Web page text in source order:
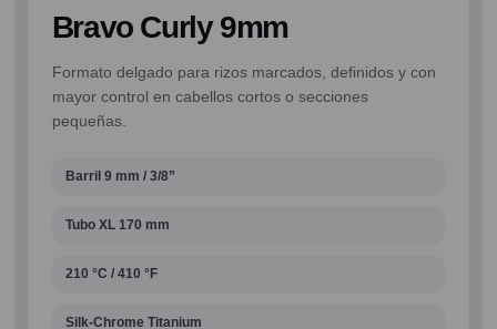
Bravo Curly 9mm
Formato delgado para rizos marcados, definidos y con
mayor control en cabellos cortos o secciones
pequeñas.
Barril 9 mm / 3/8”
Tubo XL 170 mm
210 °C / 410 °F
Silk-Chrome Titanium